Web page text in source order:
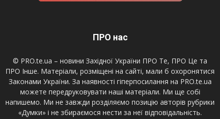
ПРО нас
© PRO.te.ua – новини Західної України ПРО Те, ПРО Це та
ПРО Інше. Матеріали, розміщені на сайті, мали б охоронятися
Законами України. За наявності гіперпосилання на PRO.te.ua
можете передруковувати наші матеріали. Ми ще собі
напишемо. Ми не завжди розділяємо позицію авторів рубрики
«Думки» і не збираємося нести за неї відповідальність.